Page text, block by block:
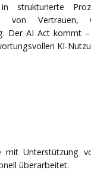
strukturierte
von Vertrauen,
Der AI Act kommt
KI-
mit Unterstützung
überarbeitet.